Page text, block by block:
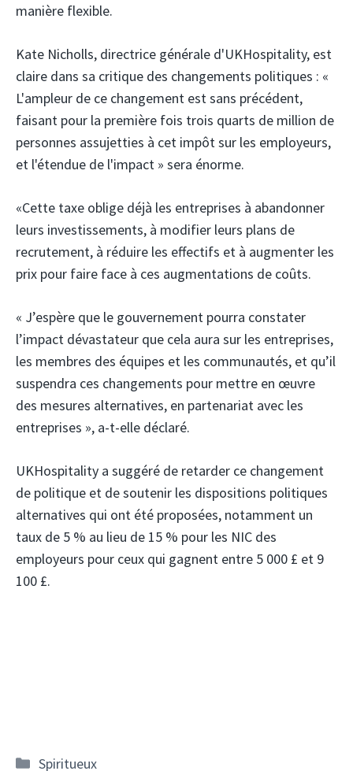
manière flexible.
Kate Nicholls, directrice générale d'UKHospitality, est
claire dans sa critique des changements politiques : «
L'ampleur de ce changement est sans précédent,
faisant pour la première fois trois quarts de million de
personnes assujetties à cet impôt sur les employeurs,
et l'étendue de l'impact » sera énorme.
«Cette taxe oblige déjà les entreprises à abandonner
leurs investissements, à modifier leurs plans de
recrutement, à réduire les effectifs et à augmenter les
prix pour faire face à ces augmentations de coûts.
« J’espère que le gouvernement pourra constater
l’impact dévastateur que cela aura sur les entreprises,
les membres des équipes et les communautés, et qu’il
suspendra ces changements pour mettre en œuvre
des mesures alternatives, en partenariat avec les
entreprises », a-t-elle déclaré.
UKHospitality a suggéré de retarder ce changement
de politique et de soutenir les dispositions politiques
alternatives qui ont été proposées, notamment un
taux de 5 % au lieu de 15 % pour les NIC des
employeurs pour ceux qui gagnent entre 5 000 £ et 9
100 £.
Catégories
Spiritueux